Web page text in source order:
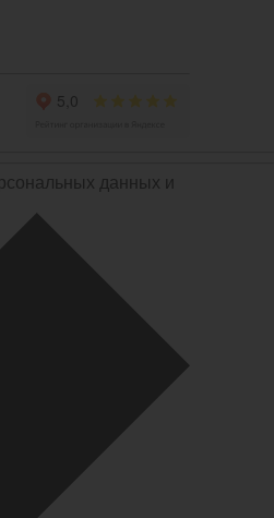
данных и